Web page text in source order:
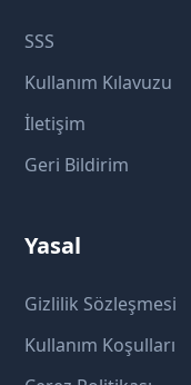
SSS
Kullanım Kılavuzu
İletişim
Geri Bildirim
Yasal
Gizlilik Sözleşmesi
Kullanım Koşulları